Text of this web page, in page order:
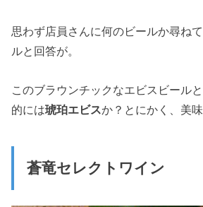
思わず店員さんに何のビールか尋ね
ルと回答が。
このブラウンチックなエビスビール
的には琥珀エビスか？とにかく、美味
蒼竜セレクトワイン